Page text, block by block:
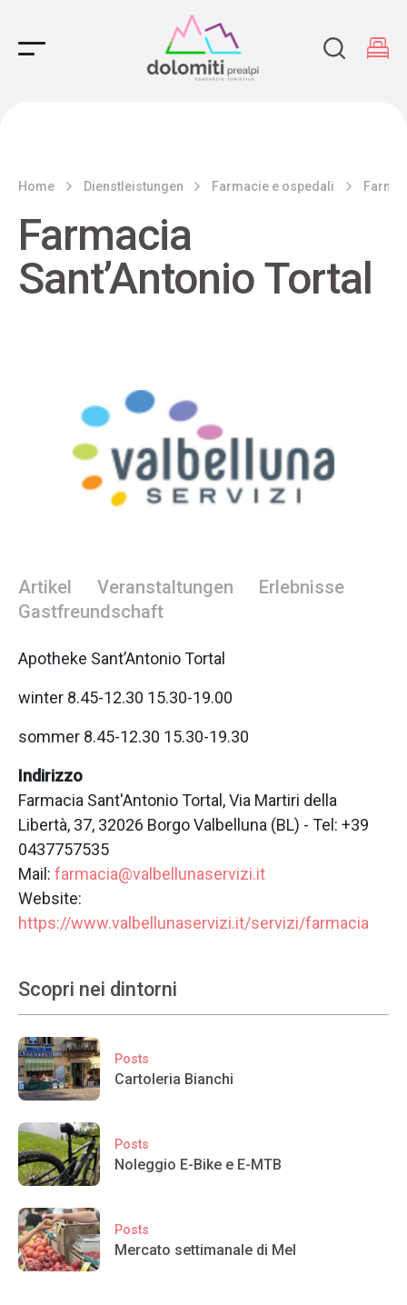
Main Navigation
Home Dienstleistungen Farmacie e ospedali
Farmacia
Sant’Antonio Tortal
Artikel Veranstaltungen
Erlebnisse
Gastfreundschaft
Apotheke Sant’Antonio Tortal
winter 8.45-12.30 15.30-19.00
sommer 8.45-12.30 15.30-19.30
Indirizzo
Farmacia Sant'Antonio Tortal, Via Martiri della
Libertà, 37, 32026 Borgo Valbelluna (BL) - Tel: +39
0437757535
Mail: farmacia@valbellunaservizi.it
Website:
https://www.valbellunaservizi.it/servizi/farmacia
Scopri nei dintorni
Posts
Cartoleria Bianchi
Posts
Noleggio E-Bike e E-MTB
Posts
Mercato settimanale di Mel